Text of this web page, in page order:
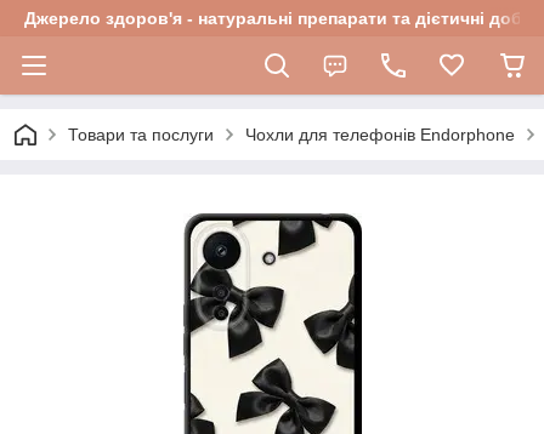
Джерело здоров'я - натуральні препарати та дієтичні
Товари та послуги Чохли для телефонів Endorphone